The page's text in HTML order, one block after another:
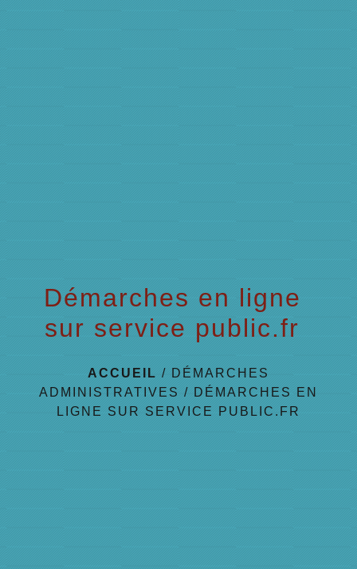
Démarches en ligne
sur service public.fr
ACCUEIL / DÉMARCHES
ADMINISTRATIVES / DÉMARCHES EN
LIGNE SUR SERVICE PUBLIC.FR